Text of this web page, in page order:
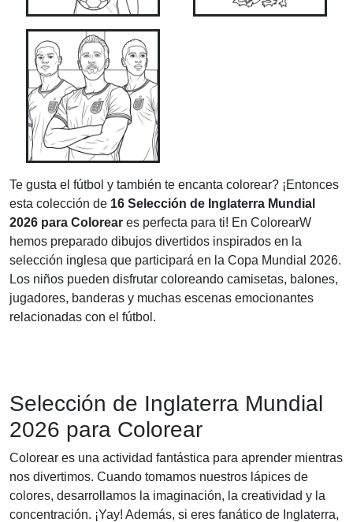
Te gusta el fútbol y también te encanta colorear? ¡Entonces
esta colección de 16 Selección de Inglaterra Mundial
2026 para Colorear es perfecta para ti! En ColorearW
hemos preparado dibujos divertidos inspirados en la
selección inglesa que participará en la Copa Mundial 2026.
Los niños pueden disfrutar coloreando camisetas, balones,
jugadores, banderas y muchas escenas emocionantes
relacionadas con el fútbol.
Selección de Inglaterra Mundial
2026 para Colorear
Colorear es una actividad fantástica para aprender mientras
nos divertimos. Cuando tomamos nuestros lápices de
colores, desarrollamos la imaginación, la creatividad y la
concentración. ¡Yay! Además, si eres fanático de Inglaterra,